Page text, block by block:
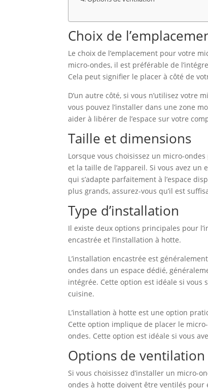
Choix de
Le choix de l’emplacement pour votre
micro-ondes, il est préférable de
Cela peut signifier le placer à côté de
D’un autre côté, si vous n’utilisez votre
vous pouvez l’installer dans une zone
aider à libérer de l’espace sur votre
Taille et dimensions
Lorsque vous choisissez un micro-
et la taille de l’appareil. Si vous avez
qui s’adapte parfaitement à l’espace
plus grands, assurez-vous qu’il est
Type d’installation
Il existe deux options principales pour
encastrée et l’installation à hotte.
L’installation encastrée est
ondes dans un espace dédié,
intégrée. Cette option est idéale si vous
cuisine.
L’installation à hotte est une option
Cette option implique de placer le
ondes. Cette option est idéale si vous
Options de ventilation
Si vous choisissez d’installer un micro-
ondes à hotte doivent être ventilés pour